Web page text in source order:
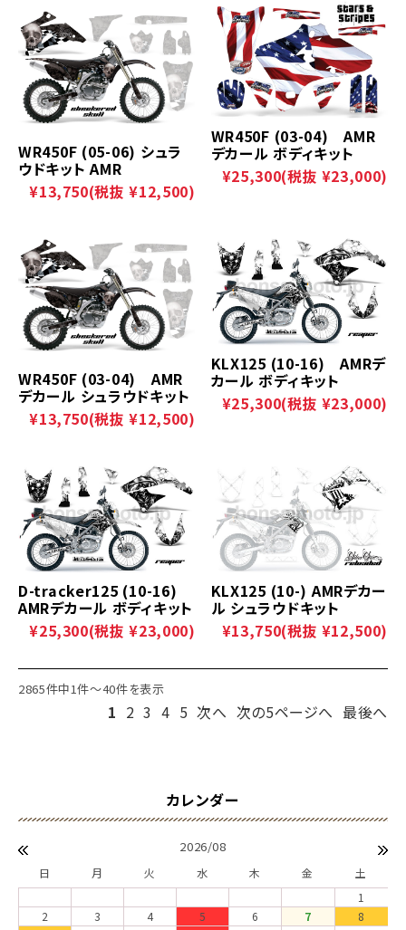
WR450F (05-06) シュラ
ウドキット AMR
¥13,750(税抜 ¥12,500)
WR450F (03-04) AMR
デカール ボディキット
¥25,300(税抜 ¥23,000)
WR450F (03-04) AMR
デカール シュラウドキット
¥13,750(税抜 ¥12,500)
KLX125 (10-16) AMRデ
カール ボディキット
¥25,300(税抜 ¥23,000)
D-tracker125 (10-16)
AMRデカール ボディキット
¥25,300(税抜 ¥23,000)
KLX125 (10-) AMRデカー
ル シュラウドキット
¥13,750(税抜 ¥12,500)
2865件中1件～40件を表示
1 2 3 4 5 次へ 次の5ページへ 最後へ
2026/08
日 月 火 水 木 金
土
1
2
3 4 5 6 7
8